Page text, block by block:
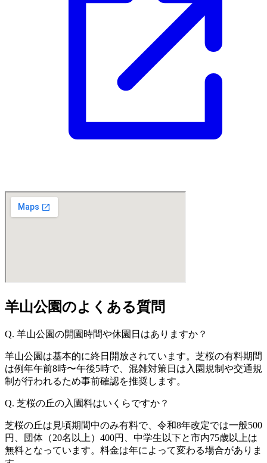
羊山公園のよくある質問
Q. 羊山公園の開園時間や休園日はありますか？
羊山公園は基本的に終日開放されています。芝桜の有料期間
は例年午前8時〜午後5時で、混雑対策日は入園規制や交通規
制が行われるため事前確認を推奨します。
Q. 芝桜の丘の入園料はいくらですか？
芝桜の丘は見頃期間中のみ有料で、令和8年改定では一般500
円、団体（20名以上）400円、中学生以下と市内75歳以上は
無料となっています。料金は年によって変わる場合がありま